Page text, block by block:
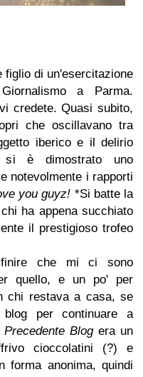
figlio di un'esercitazione
a Parma.
credete. Quasi subito,
che oscillavano tra
iberico e il delirio
si è dimostrato uno
notevolmente i rapporti
you guyz! *Si batte la
ha appena succhiato
il prestigioso trofeo
che mi ci sono
quello, e un po' per
chi restava a casa, se
per continuare a
Precedente Blogera un
cioccolatini (?) e
forma anonima, quindi